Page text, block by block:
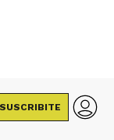
SUSCRIBITE